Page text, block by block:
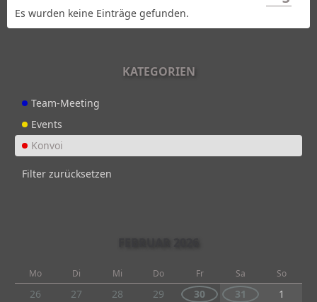
Es wurden keine Einträge gefunden.
KATEGORIEN
Team-Meeting
Events
Konvoi
Filter zurücksetzen
Mo Di Mi Do Fr Sa So
26 27 28 29 30 31
1